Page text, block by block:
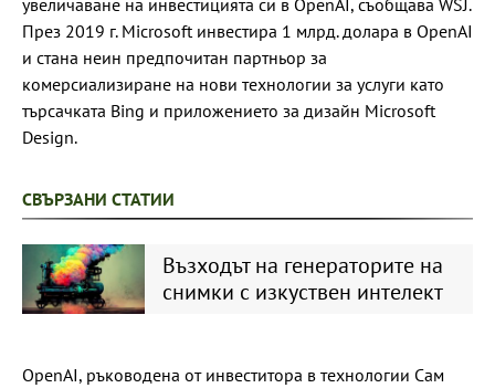
увеличаване на инвестицията си в OpenAI, съобщава WSJ.
През 2019 г. Microsoft инвестира 1 млрд. долара в OpenAI
и стана неин предпочитан партньор за
комерсиализиране на нови технологии за услуги като
търсачката Bing и приложението за дизайн Microsoft
Design.
СВЪРЗАНИ СТАТИИ
Възходът на генераторите на
снимки с изкуствен интелект
OpenAI, ръководена от инвеститора в технологии Сам